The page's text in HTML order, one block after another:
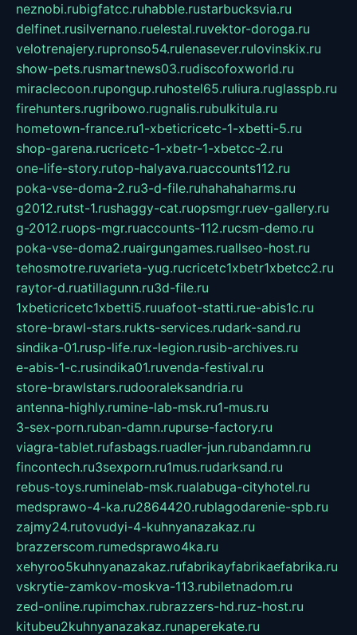
neznobi.rubigfatcc.ruhabble.rustarbucksvia.ru
delfinet.rusilvernano.ruelestal.ruvektor-doroga.ru
velotrenajery.rupronso54.rulenasever.rulovinskix.ru
show-pets.rusmartnews03.rudiscofoxworld.ru
miraclecoon.rupongup.ruhostel65.ruliura.ruglasspb.ru
firehunters.rugribowo.rugnalis.rubulkitula.ru
hometown-france.ru1-xbeticricetc-1-xbetti-5.ru
shop-garena.rucricetc-1-xbetr-1-xbetcc-2.ru
one-life-story.rutop-halyava.ruaccounts112.ru
poka-vse-doma-2.ru3-d-file.ruhahahaharms.ru
g2012.rutst-1.rushaggy-cat.ruopsmgr.ruev-gallery.ru
g-2012.ruops-mgr.ruaccounts-112.rucsm-demo.ru
poka-vse-doma2.ruairgungames.ruallseo-host.ru
tehosmotre.ruvarieta-yug.rucricetc1xbetr1xbetcc2.ru
raytor-d.ruatillagunn.ru3d-file.ru
1xbeticricetc1xbetti5.ruuafoot-statti.rue-abis1c.ru
store-brawl-stars.rukts-services.rudark-sand.ru
sindika-01.rusp-life.rux-legion.rusib-archives.ru
e-abis-1-c.rusindika01.ruvenda-festival.ru
store-brawlstars.rudooraleksandria.ru
antenna-highly.rumine-lab-msk.ru1-mus.ru
3-sex-porn.ruban-damn.rupurse-factory.ru
viagra-tablet.rufasbags.ruadler-jun.rubandamn.ru
fincontech.ru3sexporn.ru1mus.rudarksand.ru
rebus-toys.ruminelab-msk.rualabuga-cityhotel.ru
medsprawo-4-ka.ru2864420.rublagodarenie-spb.ru
zajmy24.rutovudyi-4-kuhnyanazakaz.ru
brazzerscom.rumedsprawo4ka.ru
xehyroo5kuhnyanazakaz.rufabrikayfabrikaefabrika.ru
vskrytie-zamkov-moskva-113.rubiletnadom.ru
zed-online.rupimchax.rubrazzers-hd.ruz-host.ru
kitubeu2kuhnyanazakaz.runaperekate.ru